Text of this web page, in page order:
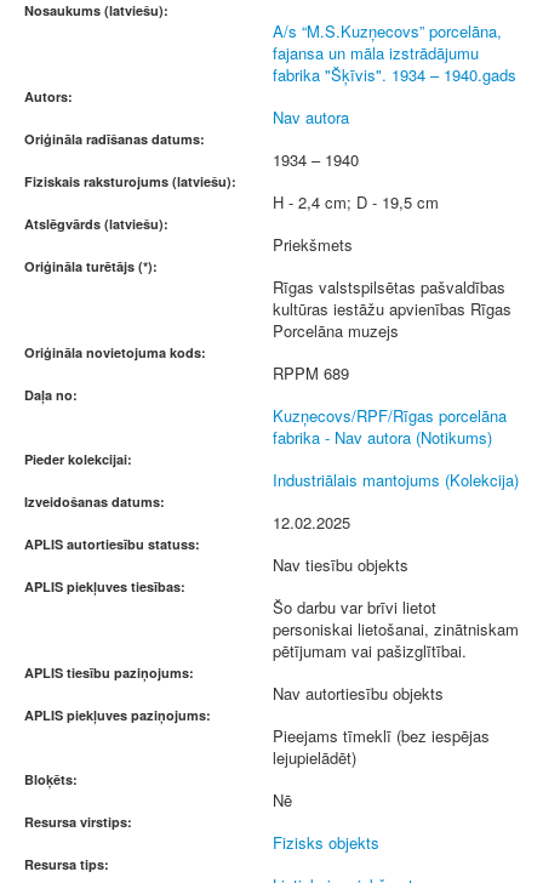
Nosaukums (latviešu):
A/s “M.S.Kuzņecovs” porcelāna,
fajansa un māla izstrādājumu
fabrika "Šķīvis". 1934 – 1940.gads
Autors:
Nav autora
Oriģināla radīšanas datums:
1934 – 1940
Fiziskais raksturojums (latviešu):
H - 2,4 cm; D - 19,5 cm
Atslēgvārds (latviešu):
Priekšmets
Oriģināla turētājs (*):
Rīgas valstspilsētas pašvaldības
kultūras iestāžu apvienības Rīgas
Porcelāna muzejs
Oriģināla novietojuma kods:
RPPM 689
Daļa no:
Kuzņecovs/RPF/Rīgas porcelāna
fabrika - Nav autora (Notikums)
Pieder kolekcijai:
Industriālais mantojums (Kolekcija)
Izveidošanas datums:
12.02.2025
APLIS autortiesību statuss:
Nav tiesību objekts
APLIS piekļuves tiesības:
Šo darbu var brīvi lietot
personiskai lietošanai, zinātniskam
pētījumam vai pašizglītībai.
APLIS tiesību paziņojums:
Nav autortiesību objekts
APLIS piekļuves paziņojums:
Pieejams tīmeklī (bez iespējas
lejupielādēt)
Bloķēts:
Nē
Resursa virstips:
Fizisks objekts
Resursa tips: